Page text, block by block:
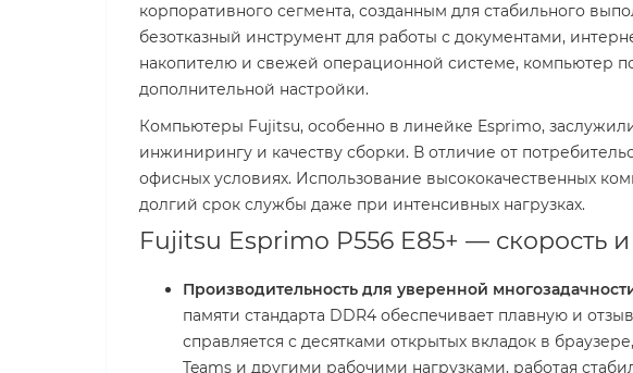
корпоративного сегмента, созданным для стабильного
безотказный инструмент для работы с документами,
накопителю и свежей операционной системе, компьютер
дополнительной настройки.
Компьютеры Fujitsu, особенно в линейке Esprimo,
инжинирингу и качеству сборки. В отличие от
офисных условиях. Использование высококачественных
долгий срок службы даже при интенсивных нагрузках.
Fujitsu Esprimo P556 E85+ — скорость
Производительность для уверенной
памяти стандарта DDR4 обеспечивает плавную и
справляется с десятками открытых вкладок в
Teams и другими рабочими нагрузками, работая